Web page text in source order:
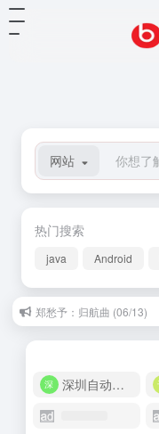
网站
热门搜索
java Android
郑愁予：归航曲 (06/13)
深圳自动化商城